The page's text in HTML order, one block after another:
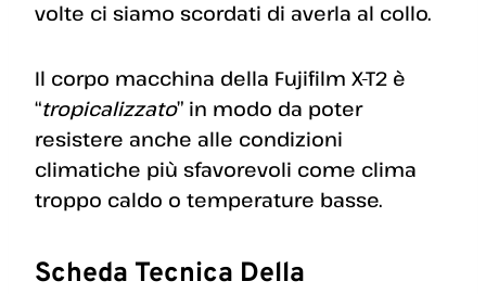
volte ci siamo scordati di averla al collo.
Il corpo macchina della Fujifilm X-T2 è
“tropicalizzato” in modo da poter
resistere anche alle condizioni
climatiche più sfavorevoli come clima
troppo caldo o temperature basse.
Scheda Tecnica Della